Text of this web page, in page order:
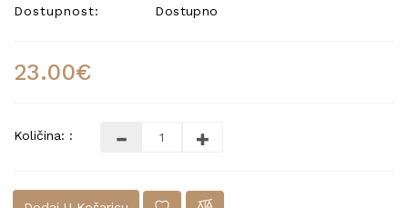
Dostupnost:
Dostupno
23.00€
Količina: :